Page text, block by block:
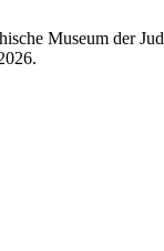
Museum der